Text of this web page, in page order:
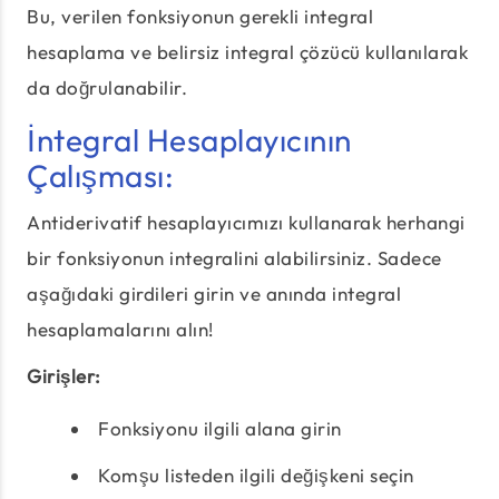
Bu, verilen fonksiyonun gerekli integral
hesaplama ve belirsiz integral çözücü kullanılarak
da doğrulanabilir.
İntegral Hesaplayıcının
Çalışması:
Antiderivatif hesaplayıcımızı kullanarak herhangi
bir fonksiyonun integralini alabilirsiniz. Sadece
aşağıdaki girdileri girin ve anında integral
hesaplamalarını alın!
Girişler:
Fonksiyonu ilgili alana girin
Komşu listeden ilgili değişkeni seçin